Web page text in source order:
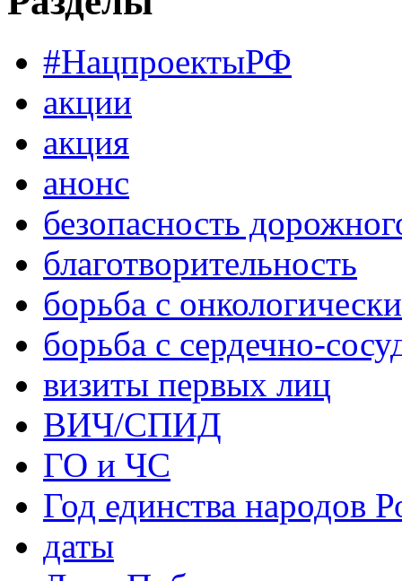
#НацпроектыРФ
акции
акция
анонс
безопасность
благотворительность
борьба с
борьба с сердечно-
визиты первых лиц
ВИЧ/СПИД
ГО и ЧС
Год единства народов
даты